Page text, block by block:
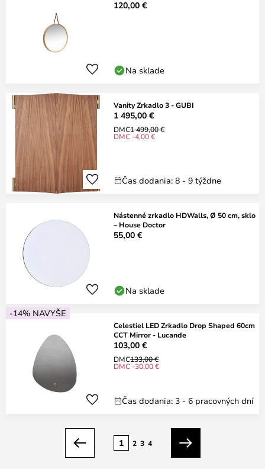
120,00 €
Na sklade
Vanity Zrkadlo 3 - GUBI
1 495,00 €
DMC1 499,00 €
DMC -4,00 €
Čas dodania: 8 - 9 týždne
Nástenné zrkadlo HDWalls, Ø 50 cm, sklo
– House Doctor
55,00 €
Na sklade
-14% NAVYŠE
Celestiel LED Zrkadlo Drop Shaped 60cm
CCT Mirror - Lucande
103,00 €
DMC133,00 €
DMC -30,00 €
Čas dodania: 3 - 6 pracovných dní
Predchádzajúci
1 2 3 4
Ďalší